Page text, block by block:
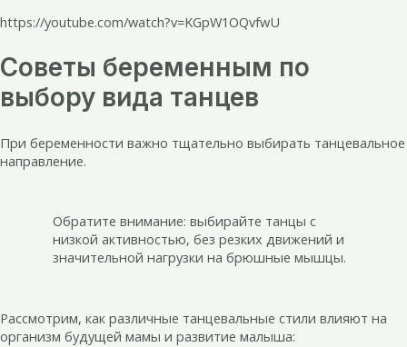
https://youtube.com/watch?v=KGpW1OQvfwU
Советы беременным по
выбору вида танцев
При беременности важно тщательно выбирать танцевальное
направление.
Обратите внимание: выбирайте танцы с
низкой активностью, без резких движений и
значительной нагрузки на брюшные мышцы.
Рассмотрим, как различные танцевальные стили влияют на
организм будущей мамы и развитие малыша: